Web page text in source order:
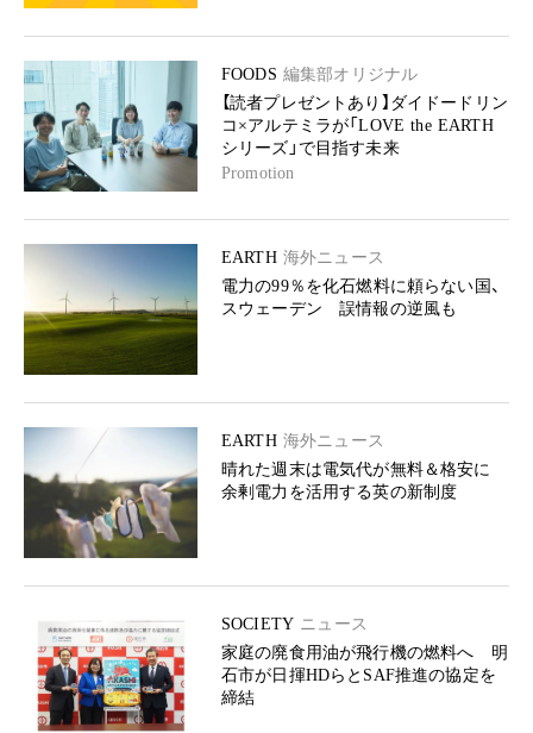
FOODS 編集部オリジナル
【読者プレゼントあり】ダイドードリン
コ×アルテミラが「LOVE the EARTH
シリーズ」で目指す未来
Promotion
EARTH 海外ニュース
電力の99％を化石燃料に頼らない国、
スウェーデン 誤情報の逆風も
EARTH 海外ニュース
晴れた週末は電気代が無料＆格安に
余剰電力を活用する英の新制度
SOCIETY ニュース
家庭の廃食用油が飛行機の燃料へ 明
石市が日揮HDらとSAF推進の協定を
締結